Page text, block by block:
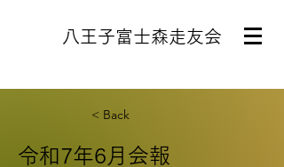
八王子富士森走友会
< Back
令和7年6月会報